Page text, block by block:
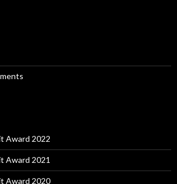
Award 2022
Award 2021
Award 2020